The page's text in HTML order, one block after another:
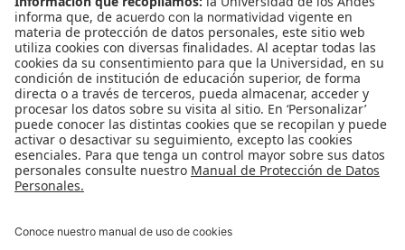
Enlaces Rápidos
Facultad de Ciencias
Academia de Ciencias
FAQ
Contacto